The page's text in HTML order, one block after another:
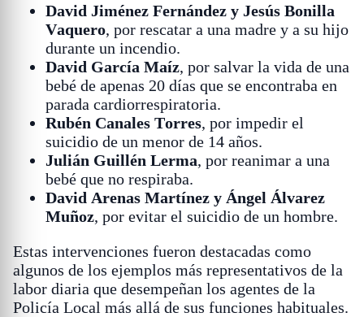
David Jiménez Fernández y Jesús Bonilla
Vaquero, por rescatar a una madre y a su hijo
durante un incendio.
David García Maíz, por salvar la vida de una
bebé de apenas 20 días que se encontraba en
parada cardiorrespiratoria.
Rubén Canales Torres, por impedir el
suicidio de un menor de 14 años.
Julián Guillén Lerma, por reanimar a una
bebé que no respiraba.
David Arenas Martínez y Ángel Álvarez
Muñoz, por evitar el suicidio de un hombre.
Estas intervenciones fueron destacadas como
algunos de los ejemplos más representativos de la
labor diaria que desempeñan los agentes de la
Policía Local más allá de sus funciones habituales.